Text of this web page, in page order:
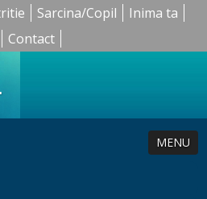
Sarcina/Copil
Inima ta
Contact
MENU